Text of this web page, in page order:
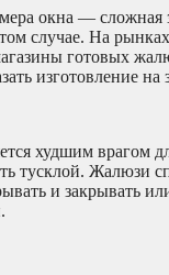
окна —
случае. На
готовых
изготовление на
худшим врагом
тусклой. Жалюзи
и закрывать